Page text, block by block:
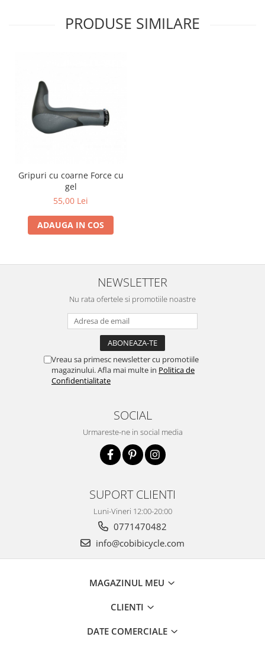
PRODUSE SIMILARE
Gripuri cu coarne Force cu
gel
55,00 Lei
ADAUGA IN COS
NEWSLETTER
Nu rata ofertele si promotiile noastre
Vreau sa primesc newsletter cu promotiile
magazinului. Afla mai multe in Politica de
Confidentialitate
SOCIAL
Urmareste-ne in social media
SUPORT CLIENTI
Luni-Vineri 12:00-20:00
0771470482
info@cobibicycle.com
MAGAZINUL MEU
CLIENTI
DATE COMERCIALE